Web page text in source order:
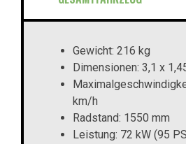
Gewicht: 216 kg
Dimensionen: 3,1 x
km/h
Radstand: 1550 mm
Leistung: 72 kW (95